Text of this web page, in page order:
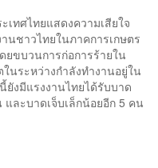
เทศไทยแสดงความเสียใจ
ชาวไทยในภาคการเกษตร
ยขบวนการก่อการร้ายใน
นระหว่างกำลังทำงานอยู่ใน
งมีแรงงานไทยได้รับบาด
ละบาดเจ็บเล็กน้อยอีก 5 คน